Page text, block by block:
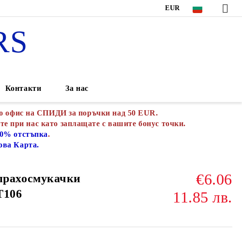
EUR
Контакти За нас
офис на СПИДИ за поръчки над 50 EUR.
при нас като заплащате с вашите бонус точки.
отстъпка.
Карта.
€6.06
11.85 лв.